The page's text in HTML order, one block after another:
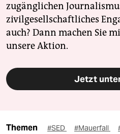
zugänglichen
zivilgesellschaftliches
auch? Dann machen Sie
unsere Aktion.
Jetzt
Themen #SED #Mauerfall